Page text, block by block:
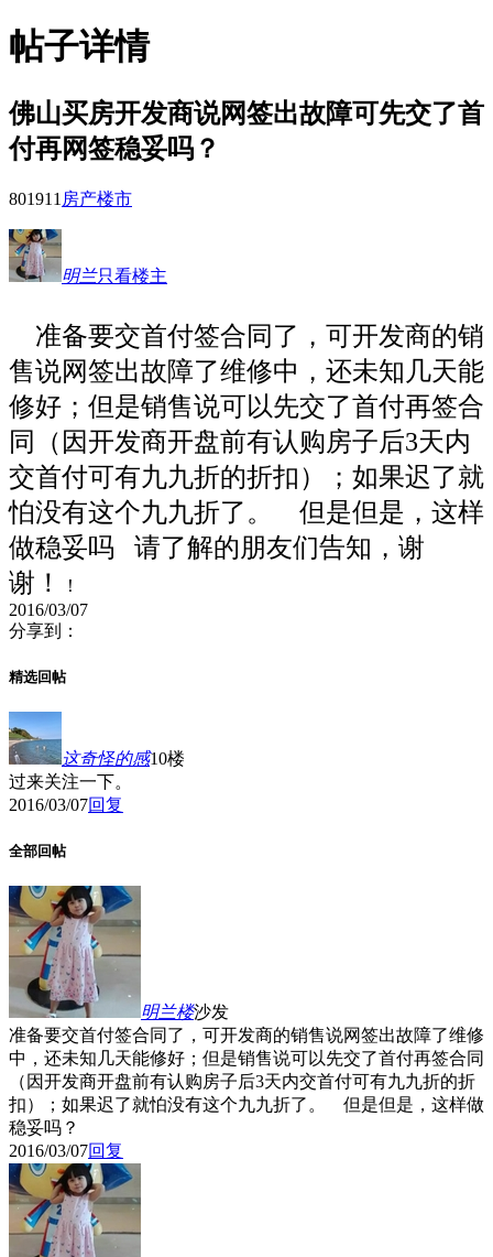
帖子详情
佛山买房开发商说网签出故障可先交了首
付再网签稳妥吗？
801911 房产楼市
明兰只看楼主
准备要交首付签合同了，可开发商的销
售说网签出故障了维修中，还未知几天能
修好；但是销售说可以先交了首付再签合
同（因开发商开盘前有认购房子后3天内
交首付可有九九折的折扣）；如果迟了就
怕没有这个九九折了。 但是但是，这样
做稳妥吗 请了解的朋友们告知，谢
谢！
！
2016/03/07
分享到：
精选回帖
这奇怪的感10楼
过来关注一下。
2016/03/07回复
全部回帖
明兰楼沙发
准备要交首付签合同了，可开发商的销售说网签出故障了维修
中，还未知几天能修好；但是销售说可以先交了首付再签合同
（因开发商开盘前有认购房子后3天内交首付可有九九折的折
扣）；如果迟了就怕没有这个九九折了。 但是但是，这样做
稳妥吗？
2016/03/07回复